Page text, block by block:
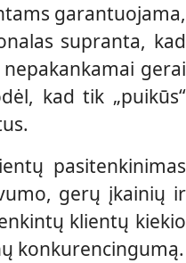
garantuojama,
supranta, kad
gerai
kad tik „puikūs“
pasitenkinimas
gerų įkainių ir
klientų kiekio
konkurencingumą.